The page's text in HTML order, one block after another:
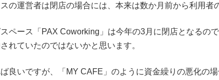
の運営者は閉店の場合には、本来は数か月前から利用者
ペース「PAX Coworking」は今年の3月に閉店となるの
れていたのではないかと思います。
良いですが、「MY CAFE」のように資金繰りの悪化の